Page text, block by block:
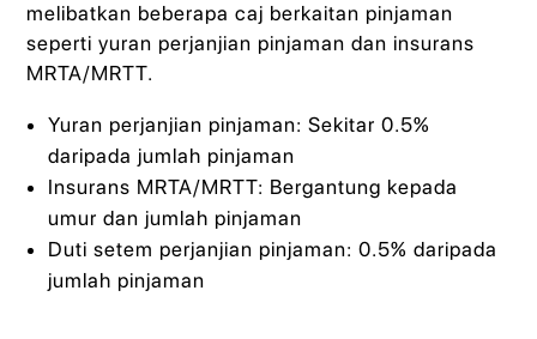
melibatkan beberapa caj berkaitan pinjaman
seperti yuran perjanjian pinjaman dan insurans
MRTA/MRTT.
Yuran perjanjian pinjaman: Sekitar 0.5%
daripada jumlah pinjaman
Insurans MRTA/MRTT: Bergantung kepada
umur dan jumlah pinjaman
Duti setem perjanjian pinjaman: 0.5% daripada
jumlah pinjaman